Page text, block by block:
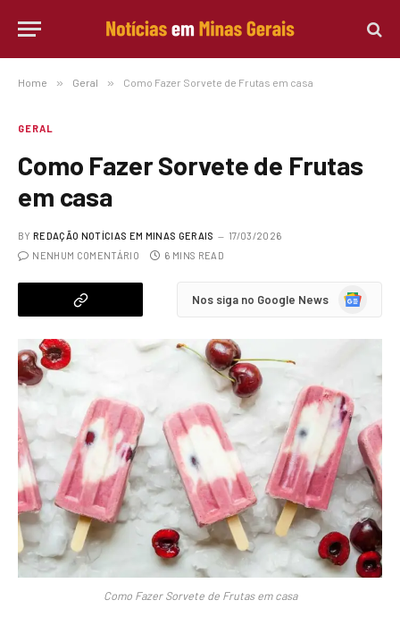
Home » Geral » Como Fazer Sorvete de Frutas em casa
GERAL
Como Fazer Sorvete de Frutas
em casa
BY REDAÇÃO NOTÍCIAS EM MINAS GERAIS
17/03/2026
NENHUM COMENTÁRIO
6 MINS READ
Nos siga no Google News
Google
Como Fazer Sorvete de Frutas em casa